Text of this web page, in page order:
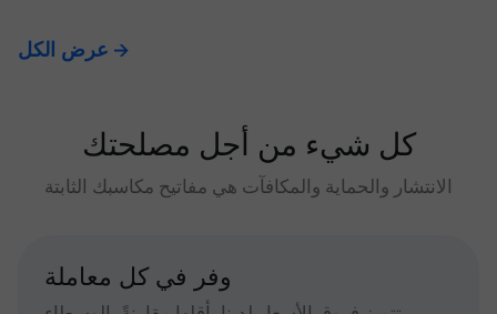
عرض الكل
كل شيء من أجل مصلحتك
الانتشار والحماية والمكافآت هي مفاتيح مكاسبك الثابتة
وفر في كل معاملة